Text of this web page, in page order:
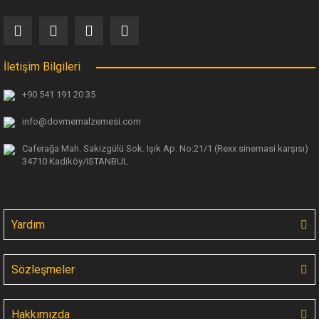
İletişim Bilgileri
+90 541 191 20 35
info@dovmemalzemesi.com
Caferağa Mah. Sakizgülü Sok. Işık Ap. No:21/1 (Rexx sinemasi karşısı)
34710 Kadiköy/ISTANBUL
Yardım
Sözleşmeler
Hakkımızda